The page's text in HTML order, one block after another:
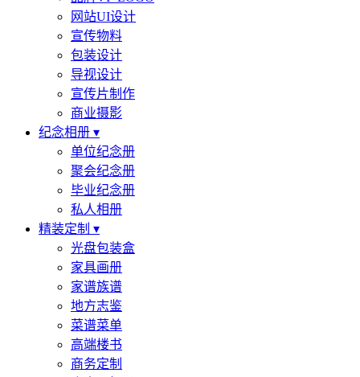
网站UI设计
宣传物料
包装设计
导视设计
宣传片制作
商业摄影
纪念相册 ▾
单位纪念册
聚会纪念册
毕业纪念册
私人相册
精装定制 ▾
光盘包装盒
家具画册
家谱族谱
地方志鉴
菜谱菜单
高端楼书
商务定制